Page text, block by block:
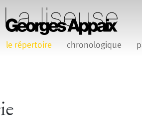
le répertoire chronologique
Houzelot